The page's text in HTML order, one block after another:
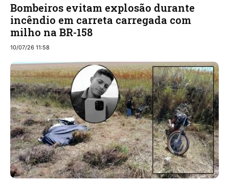
Bombeiros evitam explosão durante
incêndio em carreta carregada com
milho na BR-158
10/07/26 11:58